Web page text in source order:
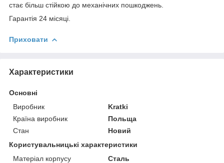
стає більш стійкою до механічних пошкоджень.
Гарантія 24 місяці.
Приховати
Характеристики
Основні
Виробник
Kratki
Країна виробник
Польща
Стан
Новий
Користувальницькі характеристики
Матеріал корпусу
Сталь